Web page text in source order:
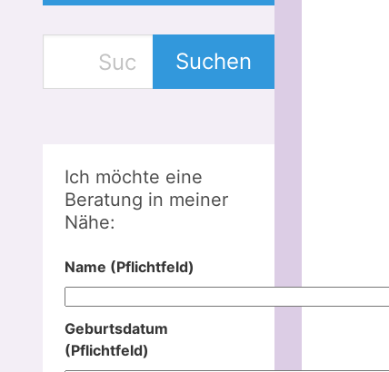
Suchen
Ich möchte eine
Beratung in meiner
Nähe:
Name (Pflichtfeld)
Geburtsdatum
(Pflichtfeld)